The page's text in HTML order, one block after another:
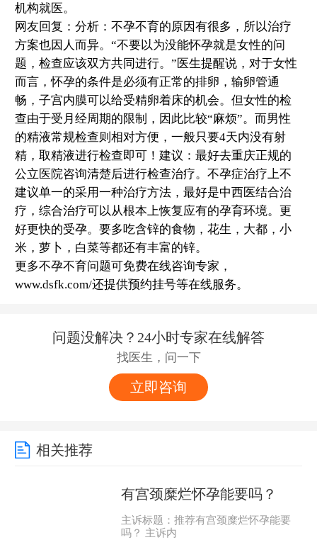
机构就医。
网友回复：分析：不孕不育的原因有很多，所以治疗
方案也因人而异。“不要以为没能怀孕就是女性的问
题，检查应该双方共同进行。”医生提醒说，对于女性
而言，怀孕的条件是必须有正常的排卵，输卵管通
畅，子宫内膜可以给受精卵着床的机会。但女性的检
查由于受月经周期的限制，因此比较“麻烦”。而男性
的精液常规检查则相对方便，一般只要4天内没有射
精，取精液进行检查即可！建议：最好去重庆正规的
公立医院咨询清楚后进行检查治疗。不孕症治疗上不
建议单一的采用一种治疗方法，最好是中西医结合治
疗，综合治疗可以从根本上恢复应有的孕育环境。更
好更快的受孕。要多吃含锌的食物，花生，大都，小
米，萝卜，白菜等都还有丰富的锌。
更多不孕不育问题可免费在线咨询专家，
www.dsfk.com/还提供预约挂号等在线服务。
问题没解决？24小时专家在线解答
找医生，问一下
立即咨询
相关推荐
有宫颈糜烂怀孕能要吗？
主诉标题：推荐有宫颈糜烂怀孕能要
吗？ 主诉内